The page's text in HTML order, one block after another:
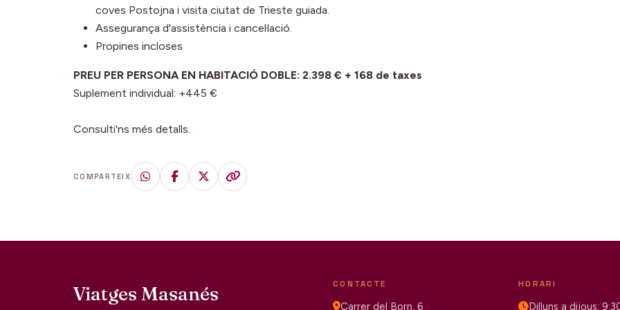
coves Postojna i visita ciutat de Trieste guiada.
Assegurança d'assistència i cancel·lació.
Propines incloses
PREU PER PERSONA EN HABITACIÓ DOBLE: 2.398 € + 168 de taxes
Suplement individual: +445 €
Consulti'ns més detalls.
COMPARTEIX
Viatges Masanés CONTACTE
Carrer del Born, 6
HORARI
Dilluns a dijous: